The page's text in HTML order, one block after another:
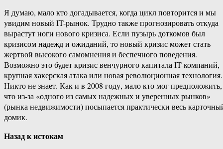
Я думаю, мало кто догадывается, когда цикл повторится и мы
увидим новый IT-рынок. Трудно также прогнозировать откуда
вырастут ноги нового кризиса. Если пузырь доткомов был
кризисом надежд и ожиданий, то новый кризис может стать
жертвой высокого самомнения и беспечного поведения.
Возможно это будет кризис венчурного капитала IT-компаний,
крупная хакерская атака или новая революционная технология.
Никто не знает. Как и в 2008 году, мало кто мог предположить,
что из-за «одного из самых надежных и уверенных рынков»
(рынка недвижимости) посыпается практически весь
домик.
Назад к истокам